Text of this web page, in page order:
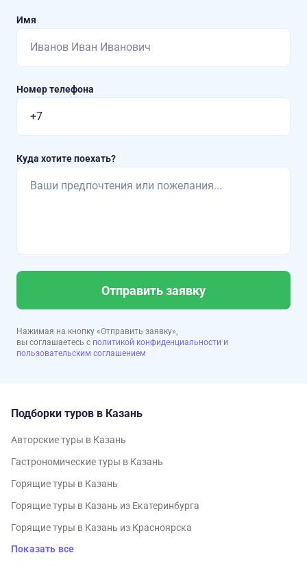
Имя
Номер телефона
Куда хотите поехать?
Отправить заявку
Нажимая на кнопку «Отправить заявку»,
вы соглашаетесь с политикой конфиденциальности и
пользовательским соглашением
Подборки туров в Казань
Авторские туры в Казань
Гастрономические туры в Казань
Горящие туры в Казань
Горящие туры в Казань из Екатеринбурга
Горящие туры в Казань из Красноярска
Показать все